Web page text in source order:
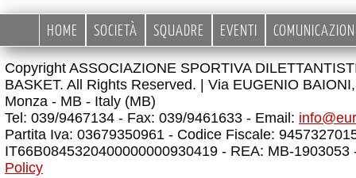
HOME SOCIETÀ SQUADRE EVENTI
Copyright ASSOCIAZIONE SPORTIVA
BASKET. All Rights Reserved. | Via EUGENIO
Monza - MB - Italy (MB)
Tel: 039/9467134 - Fax: 039/9461633 - Email:
Partita Iva: 03679350961 - Codice Fiscale:
IT66B0845320400000000930419 - REA: MB-
Policy